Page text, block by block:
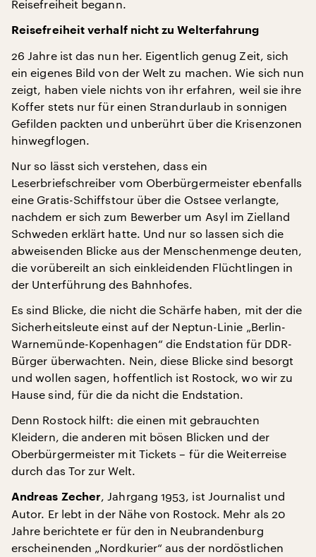
Reisefreiheit begann.
Reisefreiheit verhalf nicht zu Welterfahrung
26 Jahre ist das nun her. Eigentlich genug Zeit, sich
ein eigenes Bild von der Welt zu machen. Wie sich nun
zeigt, haben viele nichts von ihr erfahren, weil sie ihre
Koffer stets nur für einen Strandurlaub in sonnigen
Gefilden packten und unberührt über die Krisenzonen
hinwegflogen.
Nur so lässt sich verstehen, dass ein
Leserbriefschreiber vom Oberbürgermeister ebenfalls
eine Gratis-Schiffstour über die Ostsee verlangte,
nachdem er sich zum Bewerber um Asyl im Zielland
Schweden erklärt hatte. Und nur so lassen sich die
abweisenden Blicke aus der Menschenmenge deuten,
die vorübereilt an sich einkleidenden Flüchtlingen in
der Unterführung des Bahnhofes.
Es sind Blicke, die nicht die Schärfe haben, mit der die
Sicherheitsleute einst auf der Neptun-Linie „Berlin-
Warnemünde-Kopenhagen“ die Endstation für DDR-
Bürger überwachten. Nein, diese Blicke sind besorgt
und wollen sagen, hoffentlich ist Rostock, wo wir zu
Hause sind, für die da nicht die Endstation.
Denn Rostock hilft: die einen mit gebrauchten
Kleidern, die anderen mit bösen Blicken und der
Oberbürgermeister mit Tickets – für die Weiterreise
durch das Tor zur Welt.
Andreas Zecher, Jahrgang 1953, ist Journalist und
Autor. Er lebt in der Nähe von Rostock. Mehr als 20
Jahre berichtete er für den in Neubrandenburg
erscheinenden „Nordkurier“ aus der nordöstlichen